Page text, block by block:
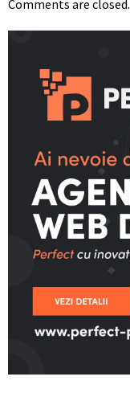
Comments are closed.